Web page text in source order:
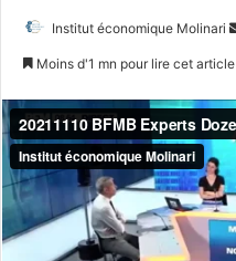
Institut économique Molinari
Moins d'1 mn pour lire cet article